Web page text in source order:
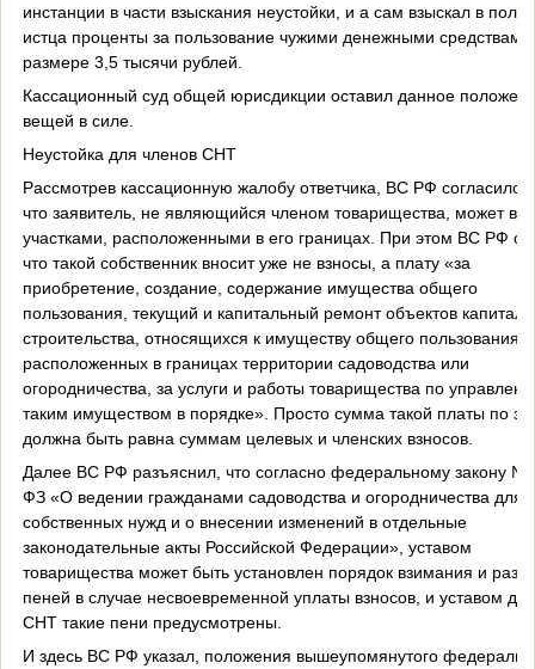
инстанции в части взыскания неустойки, и а сам взыскал в
истца проценты за пользование чужими денежными средствами
размере 3,5 тысячи рублей.
Кассационный суд общей юрисдикции оставил данное
вещей в силе.
Неустойка для членов СНТ
Рассмотрев кассационную жалобу ответчика, ВС РФ согласился
что заявитель, не являющийся членом товарищества, может
участками, расположенными в его границах. При этом ВС РФ
что такой собственник вносит уже не взносы, а плату «за
приобретение, создание, содержание имущества общего
пользования, текущий и капитальный ремонт объектов
строительства, относящихся к имуществу общего пользования и
расположенных в границах территории садоводства или
огородничества, за услуги и работы товарищества по
таким имуществом в порядке». Просто сумма такой платы по
должна быть равна суммам целевых и членских взносов.
Далее ВС РФ разъяснил, что согласно федеральному закону №
ФЗ «О ведении гражданами садоводства и огородничества для
собственных нужд и о внесении изменений в отдельные
законодательные акты Российской Федерации», уставом
товарищества может быть установлен порядок взимания и
пеней в случае несвоевременной уплаты взносов, и уставом
СНТ такие пени предусмотрены.
И здесь ВС РФ указал, положения вышеупомянутого